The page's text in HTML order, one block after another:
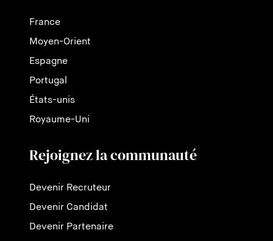
France
Moyen-Orient
Espagne
Portugal
États-unis
Royaume-Uni
Rejoignez la communauté
Devenir Recruteur
Devenir Candidat
Devenir Partenaire